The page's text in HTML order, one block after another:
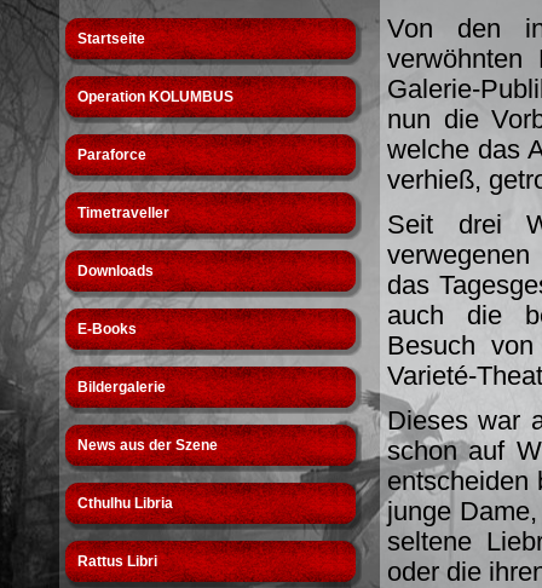
Startseite
Operation KOLUMBUS
Paraforce
Timetraveller
Downloads
E-Books
Bildergalerie
News aus der Szene
Cthulhu Libria
Rattus Libri
Von den
verwöhnten
Galerie-
nun die
welche das
verhieß,
Seit drei
das
auch die
Besuch von
Varieté-
Dieses war
schon auf
entscheiden
junge
seltene
oder die